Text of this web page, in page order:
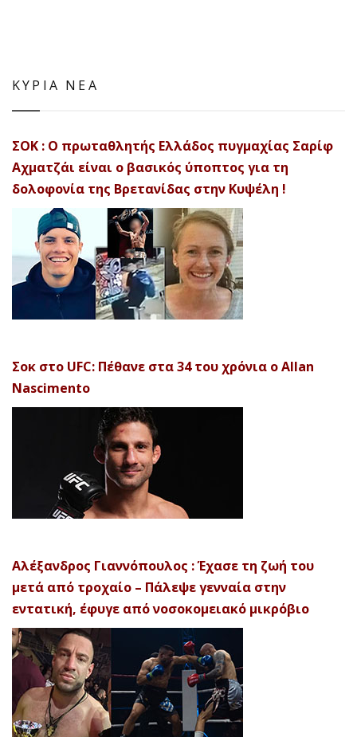
ΚΥΡΙΑ ΝΕΑ
ΣΟΚ : Ο πρωταθλητής Ελλάδος πυγμαχίας Σαρίφ
Αχματζάι είναι ο βασικός ύποπτος για τη
δολοφονία της Βρετανίδας στην Κυψέλη !
Σοκ στο UFC: Πέθανε στα 34 του χρόνια ο Allan
Nascimento
Αλέξανδρος Γιαννόπουλος : Έχασε τη ζωή του
μετά από τροχαίο – Πάλεψε γενναία στην
εντατική, έφυγε από νοσοκομειακό μικρόβιο